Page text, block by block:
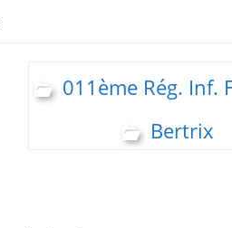
011ème Rég. Inf.
Bertrix